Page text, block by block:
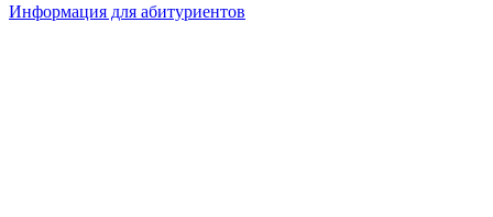
Информация для абитуриентов